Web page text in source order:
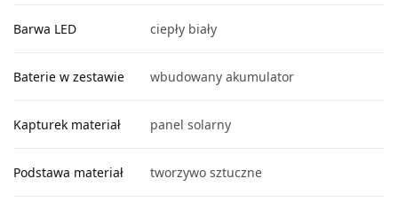
Barwa LED ciepły biały
Baterie w zestawie wbudowany akumulator
Kapturek materiał panel solarny
Podstawa materiał tworzywo sztuczne